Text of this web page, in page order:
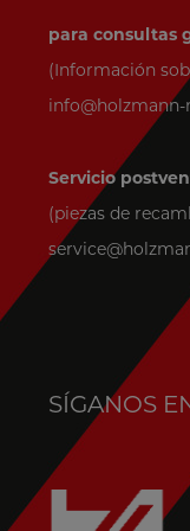
para consultas
(Información
info@holzmann-
Servicio
(piezas de
SÍGANOS